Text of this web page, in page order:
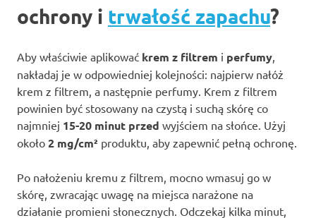
ochrony i trwałość zapachu?
Aby właściwie aplikować krem z filtrem i perfumy,
nakładaj je w odpowiedniej kolejności: najpierw nałóż
krem z filtrem, a następnie perfumy. Krem z filtrem
powinien być stosowany na czystą i suchą skórę co
najmniej 15-20 minut przed wyjściem na słońce. Użyj
około 2 mg/cm² produktu, aby zapewnić pełną ochronę.
Po nałożeniu kremu z filtrem, mocno wmasuj go w
skórę, zwracając uwagę na miejsca narażone na
działanie promieni słonecznych. Odczekaj kilka minut,